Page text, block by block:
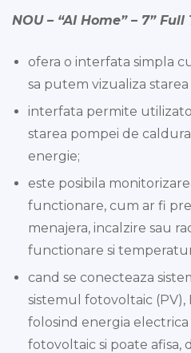
NOU – “AI Home” – 7”
ofera o interfata simpla
sa putem vizualiza
interfata permite
starea pompei de
energie;
este posibila
functionare, cum ar fi
menajera, incalzire sau
functionare si
cand se conecteaza
sistemul fotovoltaic
folosind energia electrica
fotovoltaic si poate afisa,